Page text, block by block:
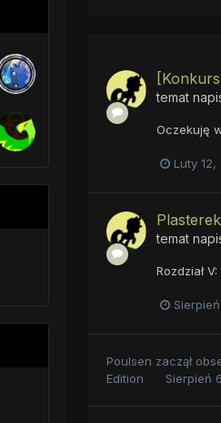
temat
Oczekuję
Luty 12,
temat
Rozdział
Poulsen zaczął
Edition
Sierpień